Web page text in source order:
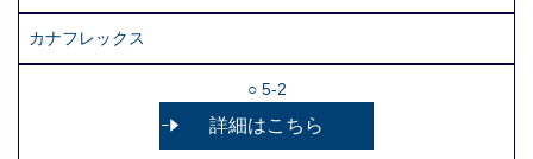
カナフレックス
○ 5-2
詳細はこちら